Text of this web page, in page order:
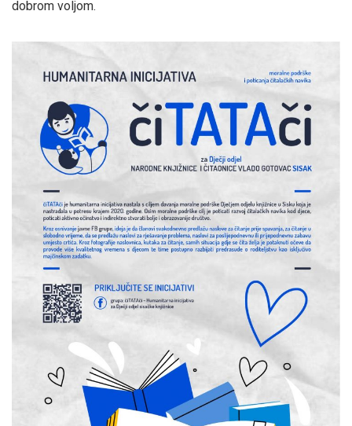
dobrom voljom.